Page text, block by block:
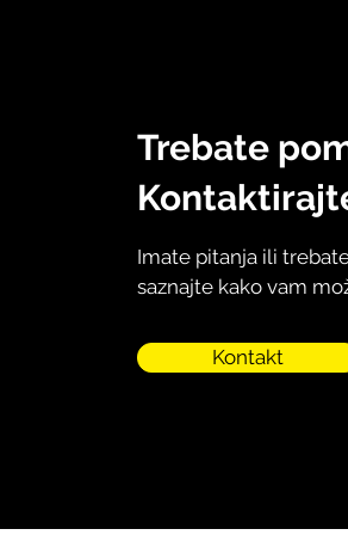
Trebate
Imate pitanja ili
saznajte kako vam
Kontakt